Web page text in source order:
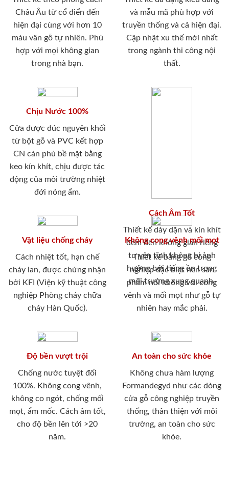
Châu Âu từ cổ điển đến
hiện đại cùng với hơn 10
màu vân gỗ tự nhiên. Phù
hợp với mọi không gian
trong nhà bạn.
và mẫu mã phù hợp với
truyền thống và cả hiện đại.
Cập nhật xu thế mới nhất
trong ngành thi công nội
thất.
Chịu Nước 100%
Cửa được đúc nguyên khối
từ bột gỗ và PVC kết hợp
CN cán phủ bề mặt bằng
keo kín khít, chịu được tác
động của môi trường nhiệt
đới nóng ẩm.
Cách Âm Tốt
Thiết kế dày dặn và kín khít
đem đến không gian riêng
tư yên tĩnh không bị ảnh
hưởng bới tiếng ồn trong
môi trường xung quanh.
Vật liệu chống cháy
Cách nhiệt tốt, hạn chế
cháy lan, được chứng nhận
bởi KFI (Viện kỹ thuật công
nghiệp Phòng cháy chữa
cháy Hàn Quốc).
Không cong vênh mối mọt
Thiết kế bằng gỗ công
nghiệp đặc biệt nên sản
phẩm nói không với cong
vênh và mối mọt như gỗ tự
nhiên hay mắc phải.
Độ bền vượt trội
Chống nước tuyệt đối
100%. Không cong vênh,
không co ngót, chống mối
mọt, ẩm mốc. Cách âm tốt,
cho độ bền lên tới >20
năm.
An toàn cho sức khỏe
Không chưa hàm lượng
Formandegyd như các dòng
cửa gỗ công nghiệp truyền
thống, thân thiện với môi
trường, an toàn cho sức
khỏe.